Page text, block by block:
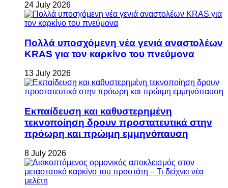
24 July 2026
Πολλά υποσχόμενη νέα γενιά αναστολέων
KRAS για τον καρκίνο του πνεύμονα
13 July 2026
Εκπαίδευση και καθυστερημένη
τεκνοποίηση δρουν προστατευτικά στην
πρόωρη και πρώιμη εμμηνόπαυση
8 July 2026